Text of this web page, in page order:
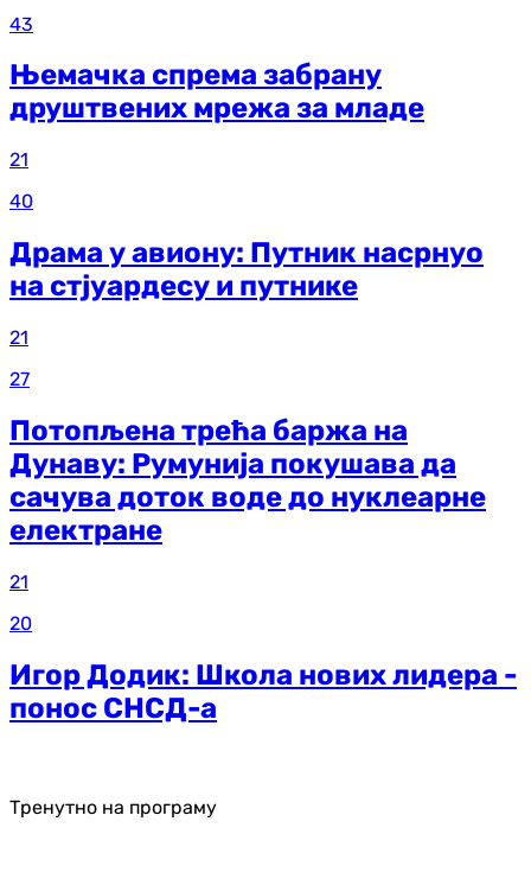
43
Њемачка спрема забрану
друштвених мрежа за младе
21
40
Драма у авиону: Путник насрнуо
на стјуардесу и путнике
21
27
Потопљена трећа баржа на
Дунаву: Румунија покушава да
сачува доток воде до нуклеарне
електране
21
20
Игор Додик: Школа нових лидера -
понос СНСД-а
Тренутно на програму